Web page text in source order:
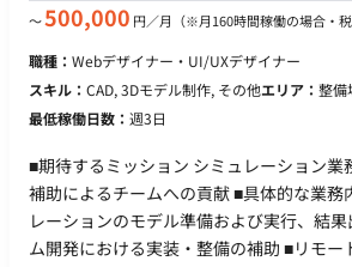
〜500,000 円／月 （※月160時間稼働の場合・税
職種： Webデザイナー・UI/UXデザイナー
スキル： CAD, 3Dモデル制作, その他エリア： 整備
最低稼働日数： 週3日
■期待するミッション シミュレーション業務
補助によるチームへの貢献 ■具体的な業務内容 各種環境シミュ
レーションのモデル準備および実行、結果出力 設計検討
ム開発における実装・整備の補助 ■リモートについて フルリモ